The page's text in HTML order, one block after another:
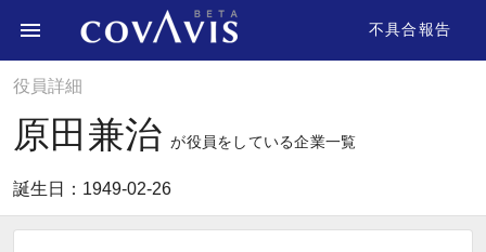
不具合報告
役員詳細
原田兼治が役員をしている企業一覧
誕生日：1949-02-26